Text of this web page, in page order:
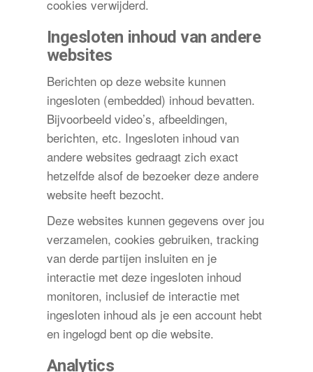
cookies verwijderd.
Ingesloten inhoud van andere
websites
Berichten op deze website kunnen
ingesloten (embedded) inhoud bevatten.
Bijvoorbeeld video’s, afbeeldingen,
berichten, etc. Ingesloten inhoud van
andere websites gedraagt zich exact
hetzelfde alsof de bezoeker deze andere
website heeft bezocht.
Deze websites kunnen gegevens over jou
verzamelen, cookies gebruiken, tracking
van derde partijen insluiten en je
interactie met deze ingesloten inhoud
monitoren, inclusief de interactie met
ingesloten inhoud als je een account hebt
en ingelogd bent op die website.
Analytics